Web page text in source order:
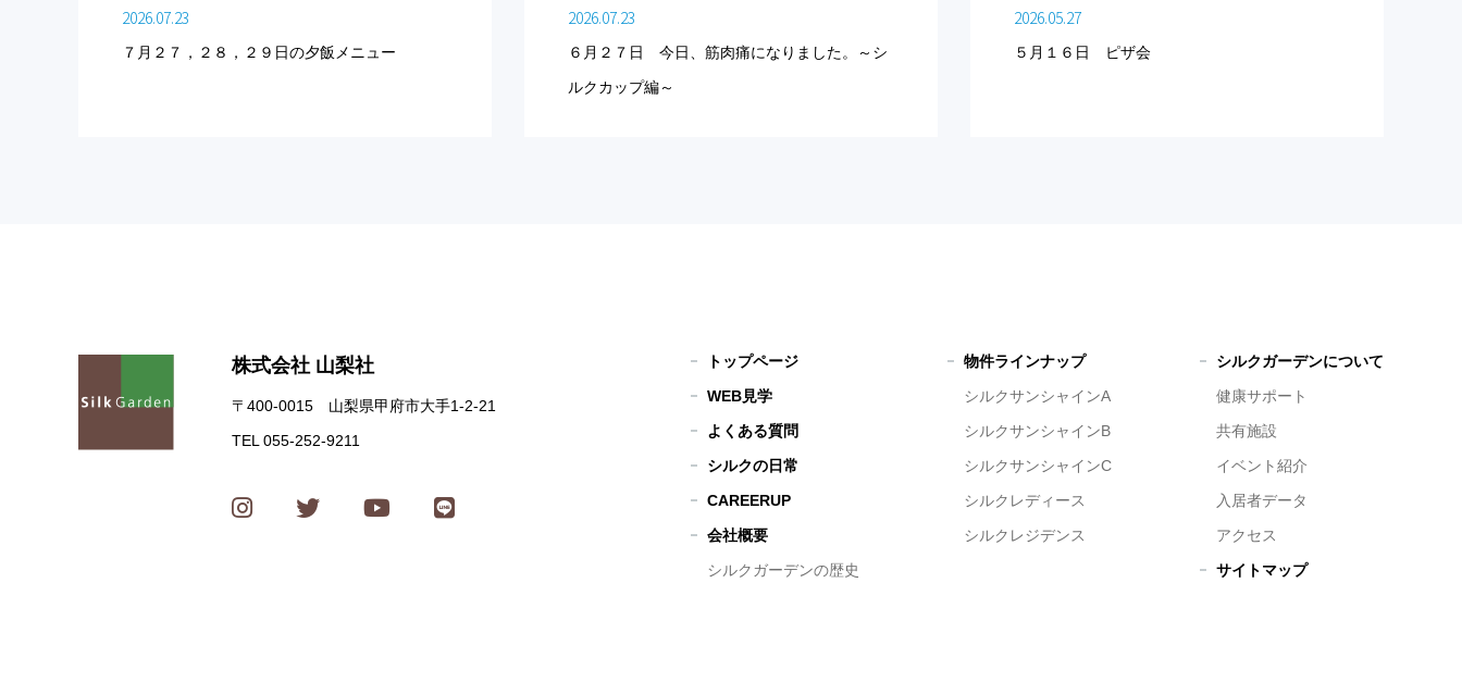
2026.07.23
７月２７，２８，２９日の夕飯メニュー
2026.07.23
６月２７日 今日、筋肉痛になりました。～シ
ルクカップ編～
2026.05.27
５月１６日 ピザ会
株式会社 山梨社
〒400-0015 山梨県甲府市大手1-2-21
TEL 055-252-9211
トップページ
WEB見学
よくある質問
シルクの日常
CAREERUP
会社概要
シルクガーデンの歴史
物件ラインナップ
シルクサンシャインA
シルクサンシャインB
シルクサンシャインC
シルクレディース
シルクレジデンス
シルクガーデンについて
健康サポート
共有施設
イベント紹介
入居者データ
アクセス
サイトマップ